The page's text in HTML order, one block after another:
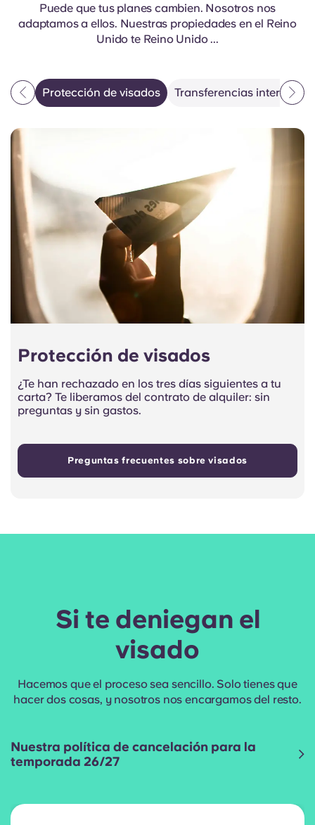
Puede que tus planes cambien. Nosotros nos
adaptamos a ellos. Nuestras propiedades en el Reino
Unido te Reino Unido ...
Protección de visados Transferencias
Protección de visados
¿Te han rechazado en los tres días siguientes a tu
carta? Te liberamos del contrato de alquiler: sin
preguntas y sin gastos.
Preguntas frecuentes sobre visados
Si te deniegan el
visado
Hacemos que el proceso sea sencillo. Solo tienes que
hacer dos cosas, y nosotros nos encargamos del resto.
Nuestra política de cancelación para la
temporada 26/27